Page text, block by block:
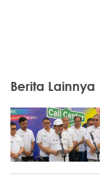
Berita Lainnya